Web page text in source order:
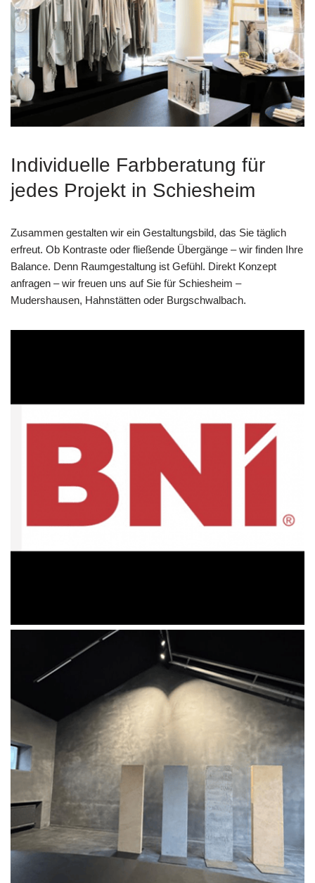
Individuelle Farbberatung für
jedes Projekt in Schiesheim
Zusammen gestalten wir ein Gestaltungsbild, das Sie täglich
erfreut. Ob Kontraste oder fließende Übergänge – wir finden Ihre
Balance. Denn Raumgestaltung ist Gefühl. Direkt Konzept
anfragen – wir freuen uns auf Sie für Schiesheim –
Mudershausen, Hahnstätten oder Burgschwalbach.